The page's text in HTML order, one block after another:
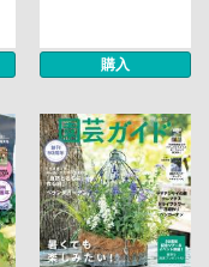
購入